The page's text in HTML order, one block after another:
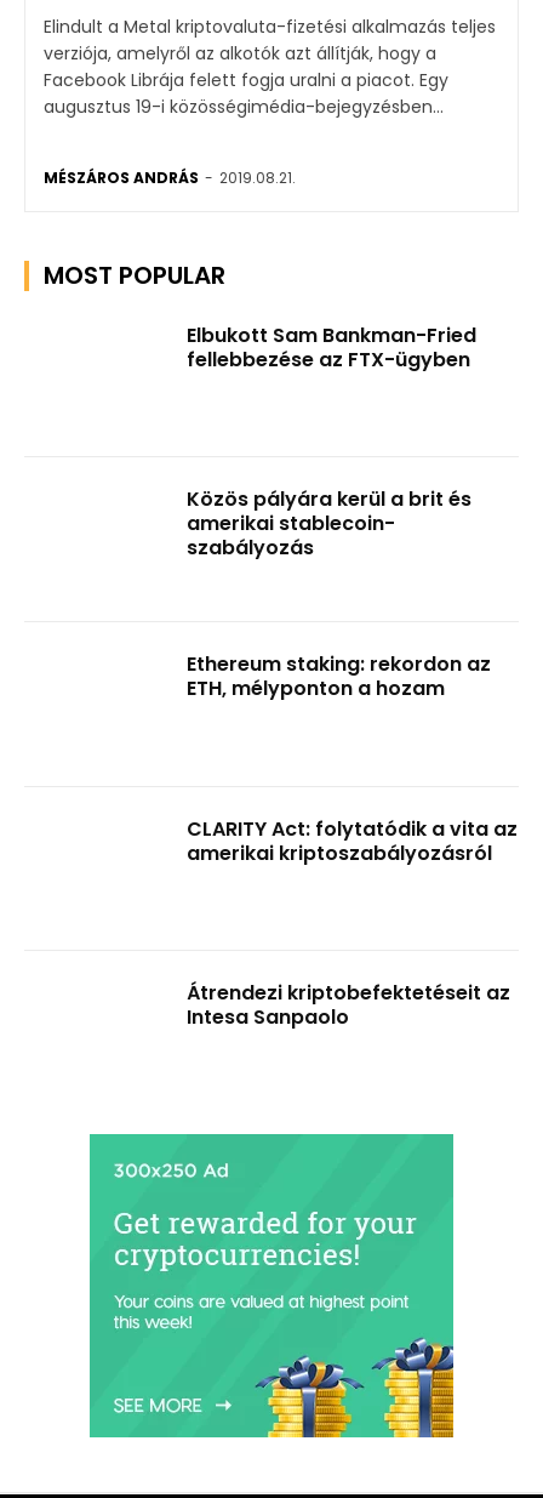
Elindult a Metal kriptovaluta-fizetési alkalmazás teljes
verziója, amelyről az alkotók azt állítják, hogy a
Facebook Librája felett fogja uralni a piacot. Egy
augusztus 19-i közösségimédia-bejegyzésben...
MÉSZÁROS ANDRÁS - 2019.08.21.
MOST POPULAR
Elbukott Sam Bankman-Fried
fellebbezése az FTX-ügyben
Közös pályára kerül a brit és
amerikai stablecoin-
szabályozás
Ethereum staking: rekordon az
ETH, mélyponton a hozam
CLARITY Act: folytatódik a vita az
amerikai kriptoszabályozásról
Átrendezi kriptobefektetéseit az
Intesa Sanpaolo